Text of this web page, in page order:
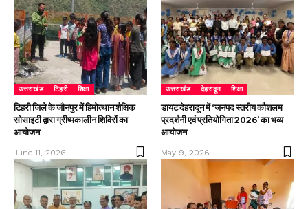
उत्तराखंड टिहरी शिक्षा
टिहरी जिले के जौनपुर में हिमोत्थान शैक्षिक
सोसाइटी द्वारा ग्रीष्मकालीन शिविरों का
आयोजन
June 11, 2026
उत्तराखंड देहरादून शिक्षा
डायट देहरादून में ‘जनपद स्तरीय कौशलम
प्रदर्शनी एवं प्रतियोगिता 2026’ का भव्य
आयोजन
May 9, 2026